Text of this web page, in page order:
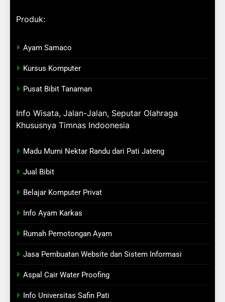
Produk:
Ayam Samaco
Kursus Komputer
Pusat Bibit Tanaman
Info Wisata, Jalan-Jalan, Seputar Olahraga
Khususnya Timnas Indoonesia
Madu Murni Nektar Randu dari Pati Jateng
Jual Bibit
Belajar Komputer Privat
Info Ayam Karkas
Rumah Pemotongan Ayam
Jasa Pembuatan Website dan Sistem Informasi
Aspal Cair Water Proofing
Info Universitas Safin Pati